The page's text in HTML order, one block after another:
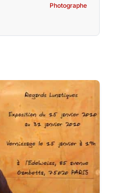
Photographe